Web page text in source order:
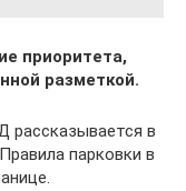
приоритета,
разметкой.
рассказывается в
парковки в